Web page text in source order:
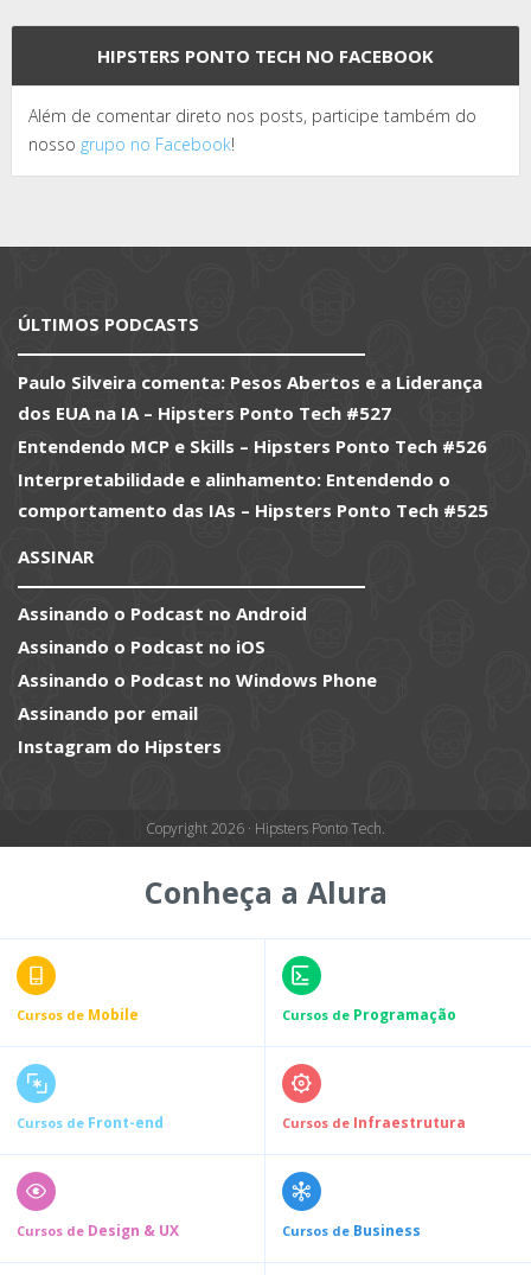
HIPSTERS PONTO TECH NO FACEBOOK
Além de comentar direto nos posts, participe também do
nosso grupo no Facebook!
ÚLTIMOS PODCASTS
Paulo Silveira comenta: Pesos Abertos e a Liderança
dos EUA na IA – Hipsters Ponto Tech #527
Entendendo MCP e Skills – Hipsters Ponto Tech #526
Interpretabilidade e alinhamento: Entendendo o
comportamento das IAs – Hipsters Ponto Tech #525
ASSINAR
Assinando o Podcast no Android
Assinando o Podcast no iOS
Assinando o Podcast no Windows Phone
Assinando por email
Instagram do Hipsters
Copyright 2026 · Hipsters Ponto Tech.
Conheça a Alura
Cursos de Mobile Cursos de Programação
Cursos de Front-end Cursos de Infraestrutura
Cursos de Design & UX Cursos de Business